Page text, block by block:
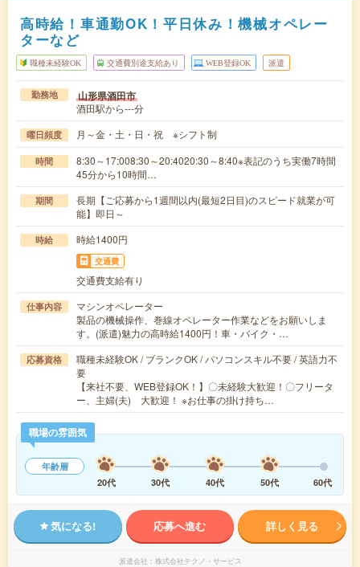
高時給！車通勤OK！平日休み！機械オペレー
ターなど
職種未経験OK 交通費別途支給あり WEB登録OK 派遣
勤務地 山形県酒田市
酒田駅から---分
曜日頻度 月～金・土・日・祝 ※シフト制
時間
8:30～17:008:30～20:4020:30～8:40※表記のうち実働7時間
45分から10時間…
期間
長期【ご応募から1週間以内(最短2日目)のスピード就業が可
能】即日～
時給 時給1400円
交通費
交通費支給有り
仕事内容
マシンオペレーター
製品の機械操作、巻線オペレーター作業などをお願いしま
す。(派遣)魅力の高時給1400円！車・バイク・…
応募資格
職種未経験OK / ブランクOK / パソコンスキル不要 / 英語力不
要
【来社不要、WEB登録OK！】〇未経験大歓迎！〇フリータ
ー、主婦(夫) 大歓迎！ ※お仕事の掛け持ち…
職場の雰囲気
年齢層
20代
30代 40代 50代 60代
気になる! 応募へ進む 詳しく見る
派遣会社 株式会社テクノ・サービス